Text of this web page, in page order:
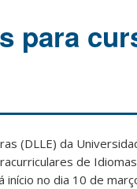
para
(DLLE) da
de
no dia 10 de